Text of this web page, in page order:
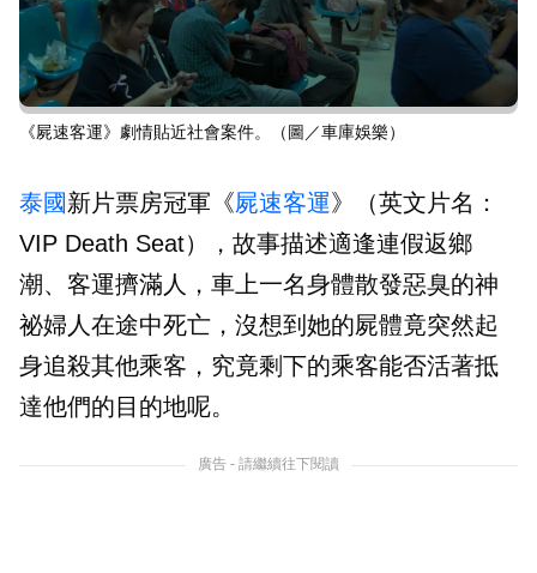
《屍速客運》劇情貼近社會案件。（圖／車庫娛樂）
泰國新片票房冠軍《屍速客運》（英文片名：
VIP Death Seat），故事描述適逢連假返鄉
潮、客運擠滿人，車上一名身體散發惡臭的神
祕婦人在途中死亡，沒想到她的屍體竟突然起
身追殺其他乘客，究竟剩下的乘客能否活著抵
達他們的目的地呢。
廣告 - 請繼續往下閱讀